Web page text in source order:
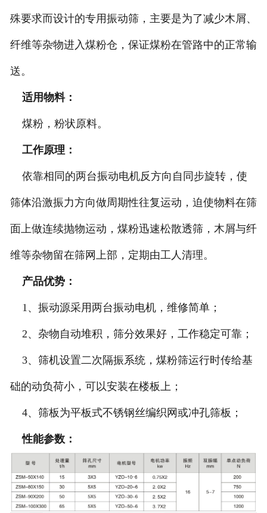
殊要求而设计的专用振动筛，主要是为了减少木屑、
纤维等杂物进入煤粉仓，保证煤粉在管路中的正常输
送。
适用物料：
煤粉，粉状原料。
工作原理：
依靠相同的两台振动电机反方向自同步旋转，使
筛体沿激振力方向做周期性往复运动，迫使物料在筛
面上做连续抛物运动，煤粉迅速松散透筛，木屑与纤
维等杂物留在筛网上部，定期由工人清理。
产品优势：
1、振动源采用两台振动电机，维修简单；
2、杂物自动堆积，筛分效果好，工作稳定可靠；
3、筛机设置二次隔振系统，煤粉筛运行时传给基
础的动负荷小，可以安装在楼板上；
4、筛板为平板式不锈钢丝编织网或冲孔筛板；
性能参数：